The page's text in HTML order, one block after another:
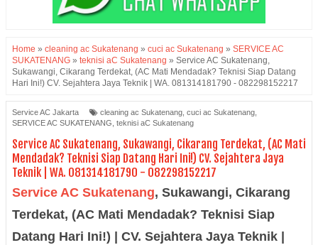
Home » cleaning ac Sukatenang » cuci ac Sukatenang » SERVICE AC
SUKATENANG » teknisi aC Sukatenang » Service AC Sukatenang,
Sukawangi, Cikarang Terdekat, (AC Mati Mendadak? Teknisi Siap Datang
Hari Ini!) CV. Sejahtera Jaya Teknik | WA. 081314181790 - 082298152217
Service AC Jakarta cleaning ac Sukatenang cuci ac Sukatenang
SERVICE AC SUKATENANG teknisi aC Sukatenang
Service AC Sukatenang, Sukawangi, Cikarang Terdekat, (AC Mati
Mendadak? Teknisi Siap Datang Hari Ini!) CV. Sejahtera Jaya
Teknik | WA. 081314181790 - 082298152217
Service AC Sukatenang, Sukawangi, Cikarang
Terdekat, (AC Mati Mendadak? Teknisi Siap
Datang Hari Ini!) | CV. Sejahtera Jaya Teknik |